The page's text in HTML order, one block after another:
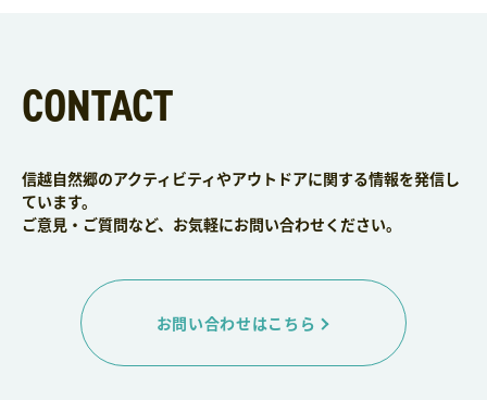
CONTACT
信越自然郷のアクティビティやアウトドアに関する情報を発信し
ています。
ご意見・ご質問など、お気軽にお問い合わせください。
お問い合わせはこちら